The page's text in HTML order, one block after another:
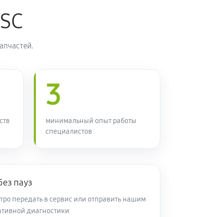
80 минут
70 минут Заказать
50 минут
3
минимальный опыт работы
специалистов
пауз
передать в сервис или отправить нашим
диагностики